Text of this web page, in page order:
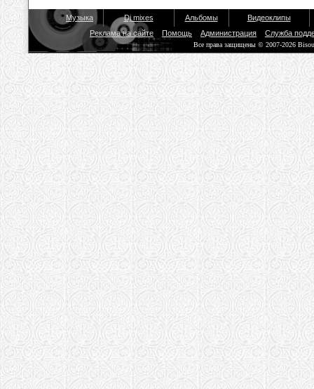
Музыка Dj mixes Альбомы
Видеоклипы
Реклама на сайте
Помощь Администрация Служба
Все права защищены © 2007-2026